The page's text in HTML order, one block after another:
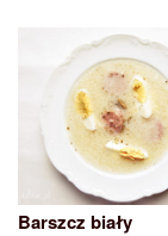
Barszcz biały